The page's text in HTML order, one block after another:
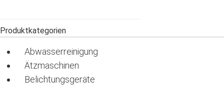
Produktkategorien
Abwasserreinigung
Ätzmaschinen
Belichtungsgeräte